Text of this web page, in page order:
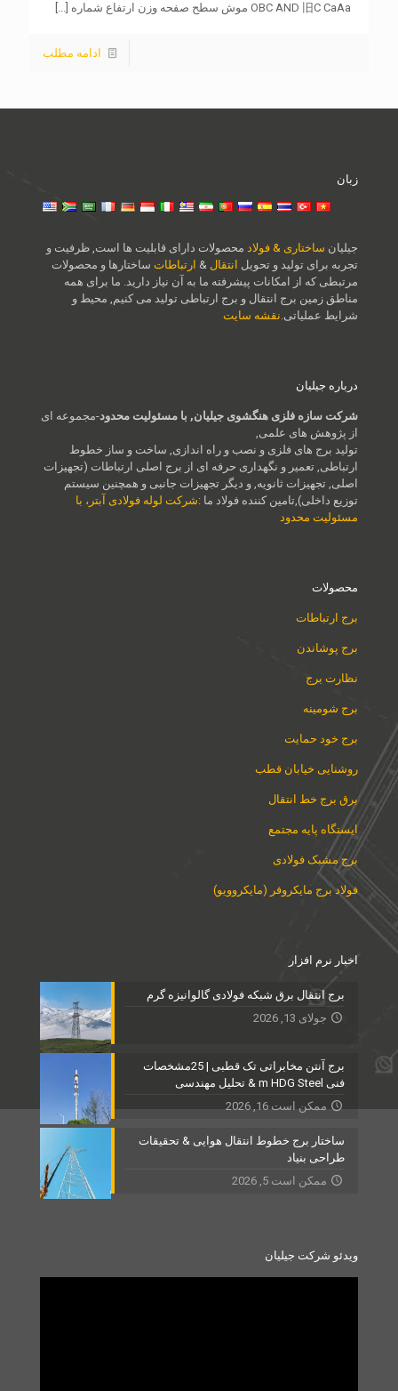
OBC AND 旧C CaAa موش سطح صفحه وزن ارتفاع شماره
[...]
ادامه مطلب
زبان
جیلیان ساختاری & فولاد محصولات دارای قابلیت ها است, ظرفیت و
تجربه برای تولید و تحویل انتقال & ارتباطات ساختارها و محصولات
مرتبطی که از امکانات پیشرفته ما به آن نیاز دارید. ما برای همه
مناطق زمین برج انتقال و برج ارتباطی تولید می کنیم, محیط و
شرایط عملیاتی.نقشه سایت
درباره جیلیان
شرکت سازه فلزی هنگشوی جیلیان, با مسئولیت محدود-مجموعه ای
از پژوهش های علمی,
تولید برج های فلزی و نصب و راه اندازی, ساخت و ساز خطوط
ارتباطی, تعمیر و نگهداری حرفه ای از برج اصلی ارتباطات (تجهیزات
اصلی, تجهیزات ثانویه, و دیگر تجهیزات جانبی و همچنین سیستم
توزیع داخلی),تامین کننده فولاد ما :شرکت لوله فولادی آبتر، با
مسئولیت محدود
محصولات
برج ارتباطات
برج پوشاندن
نظارت برج
برج شومینه
برج خود حمایت
روشنایی خیابان قطب
برق برج خط انتقال
ایستگاه پایه مجتمع
برج مشبک فولادی
فولاد برج مایکروفر (مایکروویو)
اخبار نرم افزار
برج انتقال برق شبکه فولادی گالوانیزه گرم
جولای 13, 2026
برج آنتن مخابراتی تک قطبی | 25مشخصات
فنی m HDG Steel & تحلیل مهندسی
ممکن است 16, 2026
ساختار برج خطوط انتقال هوایی & تحقیقات
طراحی بنیاد
ممکن است 5, 2026
ویدئو شرکت جیلیان